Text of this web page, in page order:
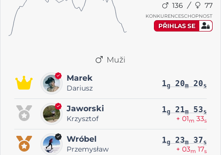
136 77
KONKURENCESCHOPNOST
PŘIHLAS SE
Muži
Marek
Dariusz 1g 20m 20s
Jaworski
Krzysztof
1g 21m 53s
+ 01m 33s
Wróbel
Przemysław
1g 23m 37s
+ 03m 17s